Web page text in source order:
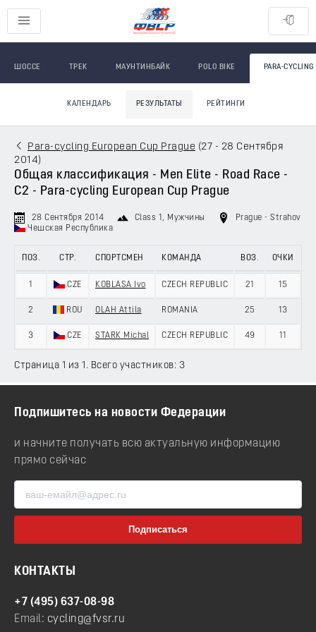
ШОССЕ ТРЕК МАУНТИНБАЙК POLO BIKE PARA-CYCLING
КАЛЕНДАРЬ РЕЗУЛЬТАТЫ РЕЙТИНГИ
Para-cycling European Cup Prague (27 - 28 Сентября
2014)
Общая классификация - Men Elite - Road Race -
C2 - Para-cycling European Cup Prague
28 Сентября 2014 Class 1 , Мужчины
Prague - Strahov
Чешская Республика
ПОЗ. СТР. СПОРТСМЕН КОМАНДА ВОЗ. ОЧКИ
1 CZE KOBLASA Ivo CZECH REPUBLIC 21 15
2 ROU OLAH Attila ROMANIA 25 13
3 CZE STARK Michal CZECH REPUBLIC 49 11
Страница 1 из 1. Всего участников: 3
Подпишитесь на новости Федерации
и начните получать всю актуальную информацию
прямо сейчас
КОНТАКТЫ
+7 (495) 637-08-98
Email: cycling@fvsr.ru